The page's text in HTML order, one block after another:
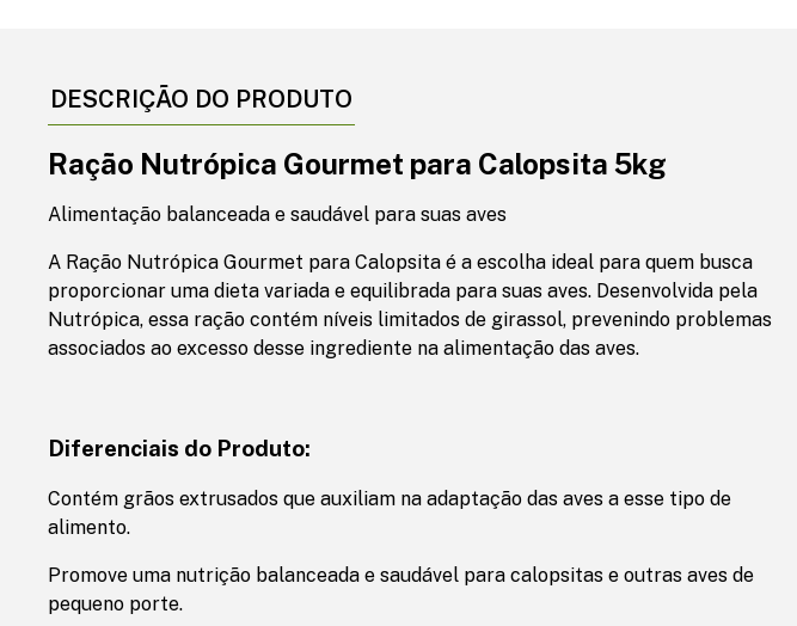
DESCRIÇÃO DO PRODUTO
Ração Nutrópica Gourmet para Calopsita 5kg
Alimentação balanceada e saudável para suas aves
A Ração Nutrópica Gourmet para Calopsita é a escolha ideal para quem busca
proporcionar uma dieta variada e equilibrada para suas aves. Desenvolvida pela
Nutrópica, essa ração contém níveis limitados de girassol, prevenindo problemas
associados ao excesso desse ingrediente na alimentação das aves.
Diferenciais do Produto:
Contém grãos extrusados que auxiliam na adaptação das aves a esse tipo de
alimento.
Promove uma nutrição balanceada e saudável para calopsitas e outras aves de
pequeno porte.